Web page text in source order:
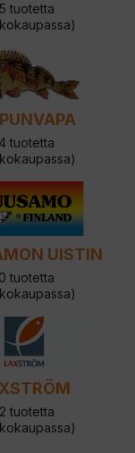
tuotetta
tuotetta
UISTIN
tuotetta
tuotetta